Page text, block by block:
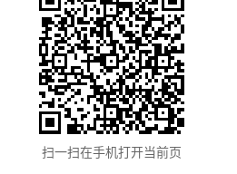
扫一扫在手机打开当前页